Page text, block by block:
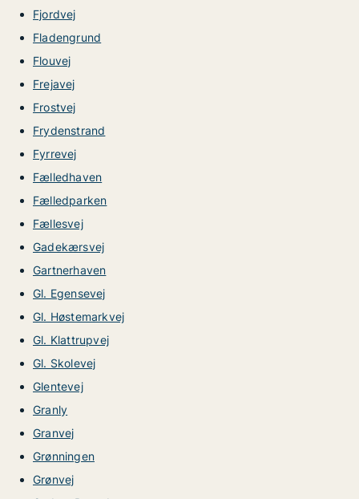
Fjordvej
Fladengrund
Flouvej
Frejavej
Frostvej
Frydenstrand
Fyrrevej
Fælledhaven
Fælledparken
Fællesvej
Gadekærsvej
Gartnerhaven
Gl. Egensevej
Gl. Høstemarkvej
Gl. Klattrupvej
Gl. Skolevej
Glentevej
Granly
Granvej
Grønningen
Grønvej